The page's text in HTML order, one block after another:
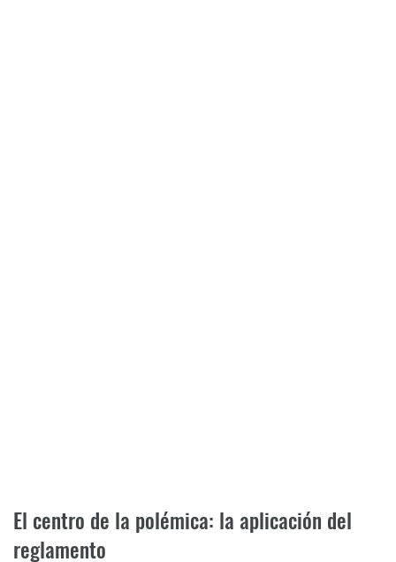
El centro de la polémica: la aplicación del
reglamento